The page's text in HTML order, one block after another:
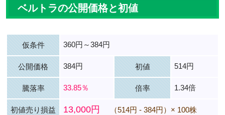
ベルトラの公開価格と初値
仮条件 360円～384円
公開価格 384円 初値 514円
騰落率 33.85％ 倍率 1.34倍
初値売り損益 13,000円 （514円 - 384円）× 100株